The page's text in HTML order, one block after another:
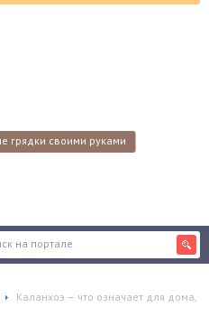
грядки своими руками
Каланхоэ — что означает для дома,